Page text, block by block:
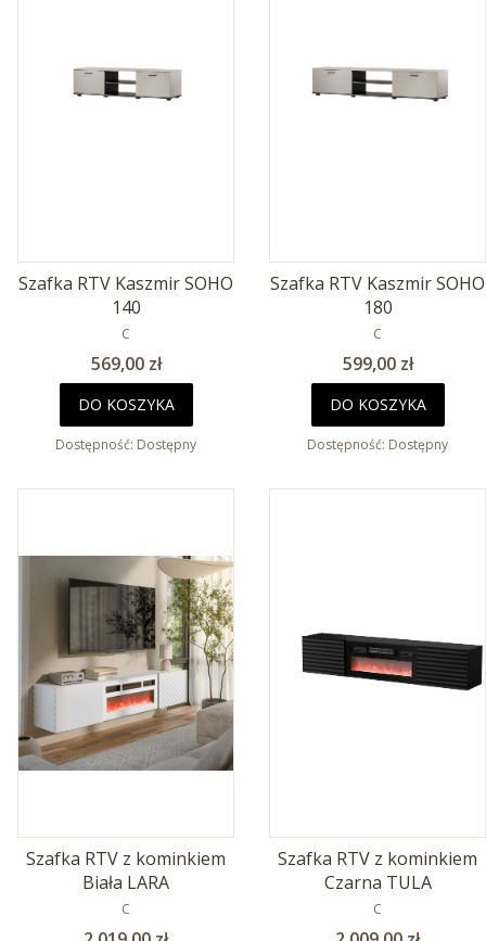
Szafka RTV Kaszmir SOHO
140
PRODUCENT
C
Cena
569,00 zł
DO KOSZYKA
Dostępność: Dostępny
Szafka RTV Kaszmir SOHO
180
PRODUCENT
C
Cena
599,00 zł
DO KOSZYKA
Dostępność: Dostępny
Szafka RTV z kominkiem
Biała LARA
PRODUCENT
C
Szafka RTV z kominkiem
Czarna TULA
PRODUCENT
C